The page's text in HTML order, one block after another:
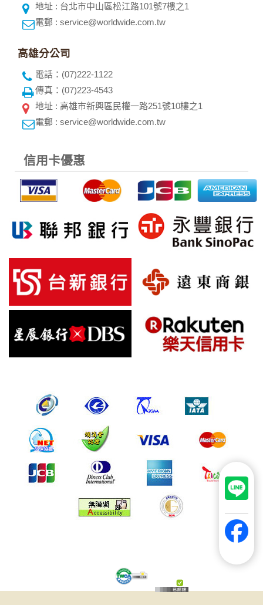
地址 : 台北市中山區松江路101號7樓之1
電郵 : service@worldwide.com.tw
高雄分公司
電話：(07)222-1122
傳真：(07)223-4543
地址 : 高雄市新興區民權一路251號10樓之1
電郵 : service@worldwide.com.tw
信用卡優惠